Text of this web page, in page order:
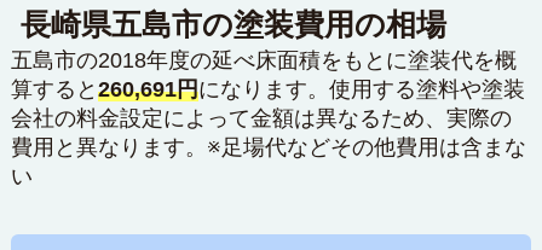
長崎県五島市の塗装費用の相場
五島市の2018年度の延べ床面積をもとに塗装代を概
算すると 260,691円になります。使用する塗料や塗装
会社の料金設定によって金額は異なるため、実際の
費用と異なります。※足場代などその他費用は含まな
い